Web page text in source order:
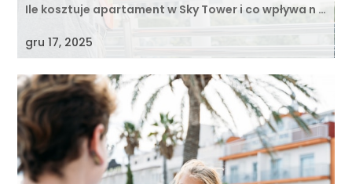
Ile kosztuje apartament w Sky Tower i co wpływa n …
gru 17, 2025